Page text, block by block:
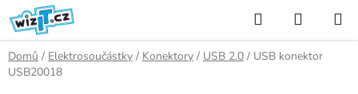
Přejít
na
obsah
Hledat
KOŠÍK
Domů / Elektrosoučástky / Konektory / USB 2.0 / USB konektor
USB20018